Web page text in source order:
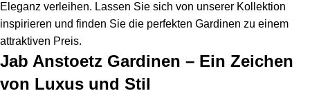
Eleganz verleihen. Lassen Sie sich von unserer Kollektion
inspirieren und finden Sie die perfekten Gardinen zu einem
attraktiven Preis.
Jab Anstoetz Gardinen – Ein Zeichen
von Luxus und Stil